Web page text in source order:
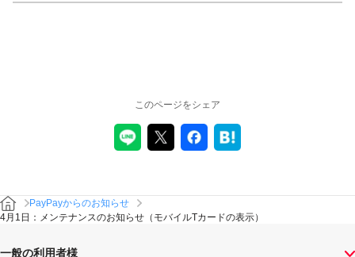
このページをシェア
PayPayからのお知らせ
4月1日：メンテナンスのお知らせ（モバイルTカードの表示）
一般の利用者様